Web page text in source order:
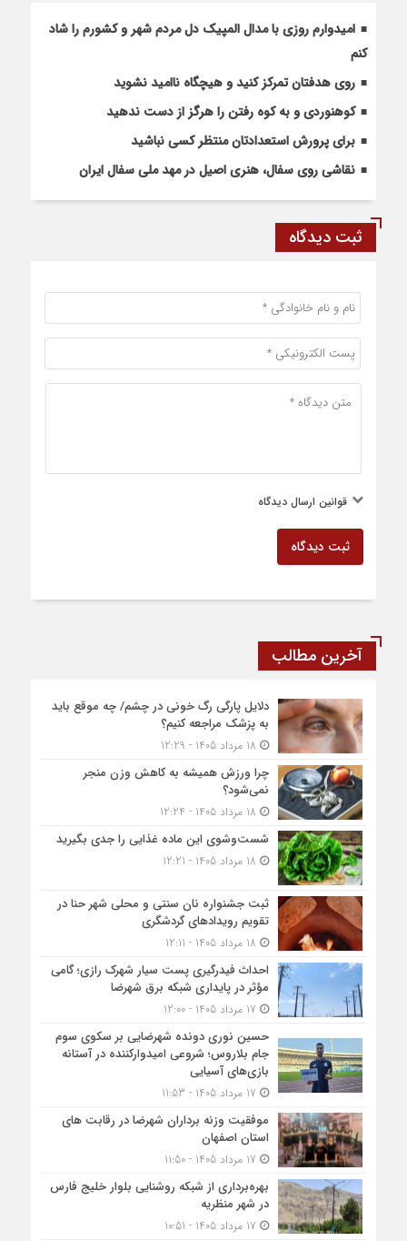
امیدوارم روزی با مدال المپیک دل مردم شهر و کشورم را شاد
کنم
روی هدفتان تمرکز کنید و هیچگاه ناامید نشوید
کوهنوردی و به کوه رفتن را هرگز از دست ندهید
برای پرورش استعدادتان منتظر کسی نباشید
نقاشی روی سفال، هنری اصیل در مهد ملی سفال ایران
ثبت دیدگاه
قوانین ارسال دیدگاه
ثبت دیدگاه
آخرین مطالب
دلایل پارگی رگ خونی در چشم/ چه موقع باید
به پزشک مراجعه کنیم؟
چرا ورزش همیشه به کاهش وزن منجر
نمی‌شود؟
شست‌وشوی این ماده غذایی را جدی بگیرید
ثبت جشنواره نان سنتی و محلی شهر حنا در
تقویم رویداد‌های گردشگری
احداث فیدرگیری پست سیار شهرک رازی؛ گامی
مؤثر در پایداری شبکه برق شهرضا
حسین نوری دونده شهرضایی بر سکوی سوم
جام بلاروس؛ شروعی امیدوارکننده در آستانه
بازی‌های آسیایی
موفقیت وزنه برداران شهرضا در رقابت های
استان اصفهان
بهره‌برداری از شبکه روشنایی بلوار خلیج فارس
در شهر منظریه